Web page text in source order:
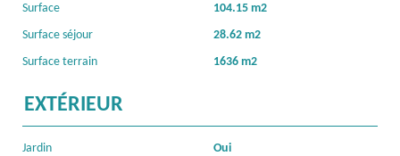
Surface
104.15 m2
Surface séjour
28.62 m2
Surface terrain
1636 m2
EXTÉRIEUR
Jardin
Oui